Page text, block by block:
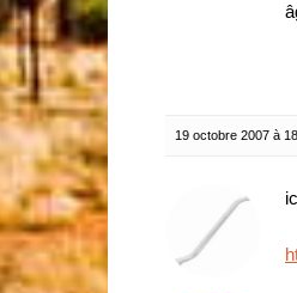
19 octobre 2007 à